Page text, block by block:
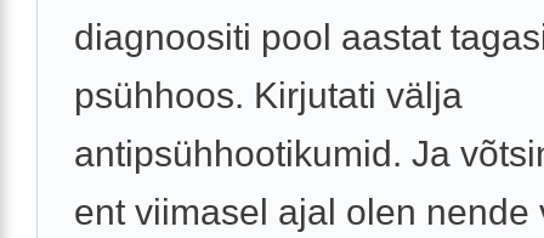
diagnoositi pool aastat
psühhoos. Kirjutati välja
antipsühhootikumid. Ja
ent viimasel ajal olen nende